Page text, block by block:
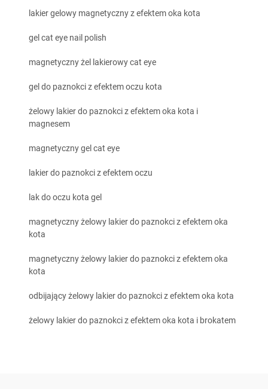
lakier gelowy magnetyczny z efektem oka kota
gel cat eye nail polish
magnetyczny żel lakierowy cat eye
gel do paznokci z efektem oczu kota
żelowy lakier do paznokci z efektem oka kota i
magnesem
magnetyczny gel cat eye
lakier do paznokci z efektem oczu
lak do oczu kota gel
magnetyczny żelowy lakier do paznokci z efektem oka
kota
magnetyczny żelowy lakier do paznokci z efektem oka
kota
odbijający żelowy lakier do paznokci z efektem oka kota
żelowy lakier do paznokci z efektem oka kota i brokatem